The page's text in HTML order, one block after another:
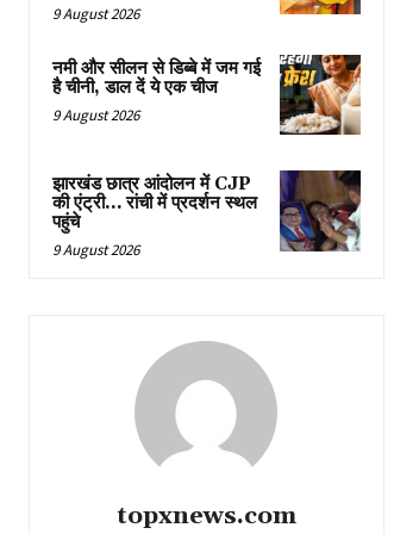
9 August 2026
नमी और सीलन से डिब्बे में जम गई
है चीनी, डाल दें ये एक चीज
9 August 2026
झारखंड छात्र आंदोलन में CJP
की एंट्री… रांची में प्रदर्शन स्थल
पहुंचे
9 August 2026
topxnews.com